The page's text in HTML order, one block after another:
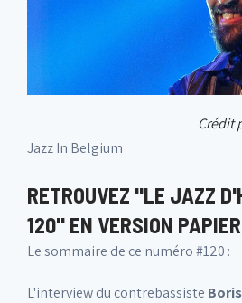
Crédit
Jazz In Belgium
RETROUVEZ "LE JAZZ
120" EN VERSION
Le sommaire de ce numéro #120 :
L'interview du contrebassiste